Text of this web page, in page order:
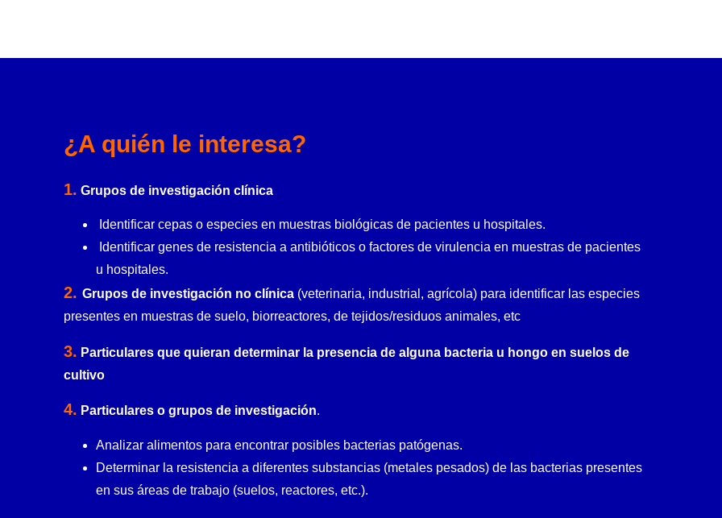
¿A quién le interesa?
1. Grupos de investigación clínica
Identificar cepas o especies en muestras biológicas de pacientes u hospitales.
Identificar genes de resistencia a antibióticos o factores de virulencia en muestras de pacientes
u hospitales.
2. Grupos de investigación no clínica(veterinaria, industrial, agrícola) para identificar las especies
presentes en muestras de suelo, biorreactores, de tejidos/residuos animales, etc
3. Particulares que quieran determinar la presencia de alguna bacteria u hongo en suelos de
cultivo
4. Particulares o grupos de investigación.
Analizar alimentos para encontrar posibles bacterias patógenas.
Determinar la resistencia a diferentes substancias (metales pesados) de las bacterias presentes
en sus áreas de trabajo (suelos, reactores, etc.).